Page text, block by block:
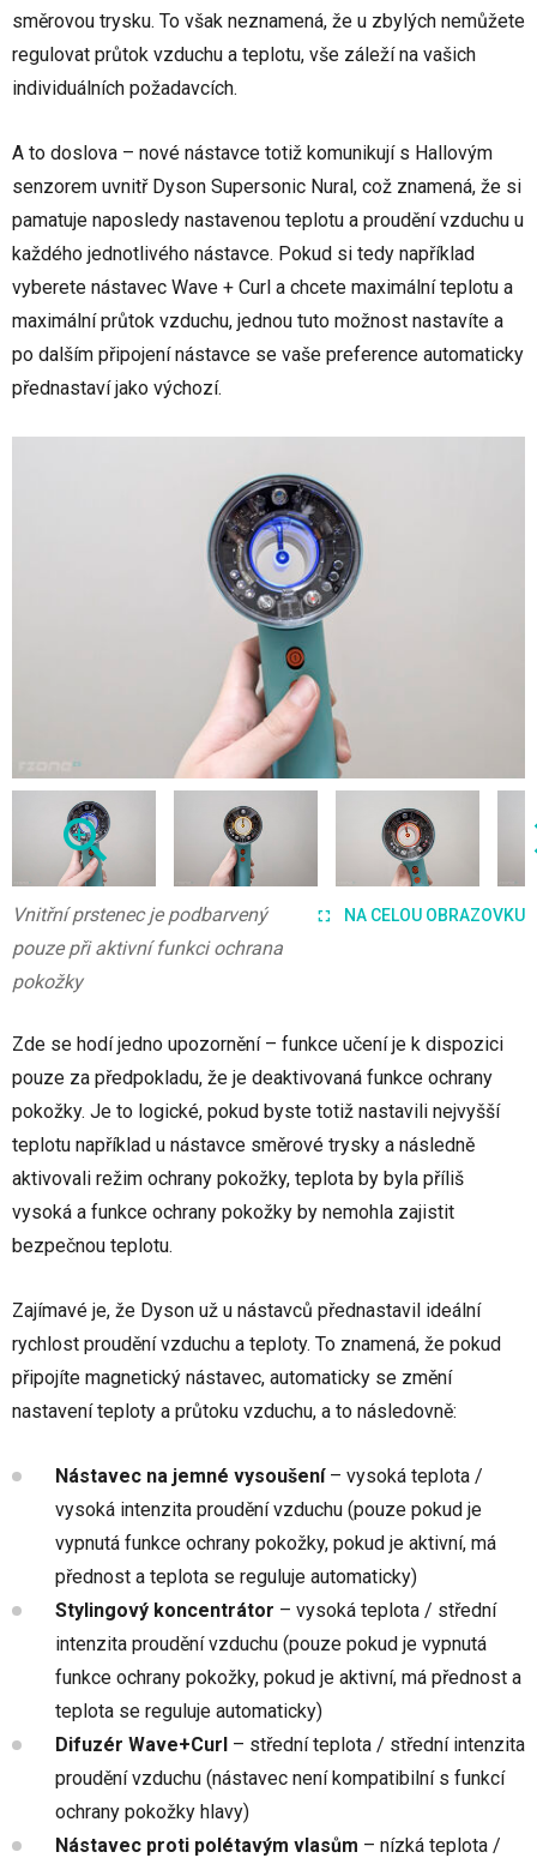
směrovou trysku. To však neznamená, že u zbylých nemůžete
regulovat průtok vzduchu a teplotu, vše záleží na vašich
individuálních požadavcích.
A to doslova – nové nástavce totiž komunikují s Hallovým
senzorem uvnitř Dyson Supersonic Nural, což znamená, že si
pamatuje naposledy nastavenou teplotu a proudění vzduchu u
každého jednotlivého nástavce. Pokud si tedy například
vyberete nástavec Wave + Curl a chcete maximální teplotu a
maximální průtok vzduchu, jednou tuto možnost nastavíte a
po dalším připojení nástavce se vaše preference automaticky
přednastaví jako výchozí.
NA CELOU OBRAZOVKU
Vnitřní prstenec je podbarvený
pouze při aktivní funkci ochrana
pokožky
Zde se hodí jedno upozornění – funkce učení je k dispozici
pouze za předpokladu, že je deaktivovaná funkce ochrany
pokožky. Je to logické, pokud byste totiž nastavili nejvyšší
teplotu například u nástavce směrové trysky a následně
aktivovali režim ochrany pokožky, teplota by byla příliš
vysoká a funkce ochrany pokožky by nemohla zajistit
bezpečnou teplotu.
Zajímavé je, že Dyson už u nástavců přednastavil ideální
rychlost proudění vzduchu a teploty. To znamená, že pokud
připojíte magnetický nástavec, automaticky se změní
nastavení teploty a průtoku vzduchu, a to následovně:
Nástavec na jemné vysoušení– vysoká teplota /
vysoká intenzita proudění vzduchu (pouze pokud je
vypnutá funkce ochrany pokožky, pokud je aktivní, má
přednost a teplota se reguluje automaticky)
Stylingový koncentrátor – vysoká teplota / střední
intenzita proudění vzduchu (pouze pokud je vypnutá
funkce ochrany pokožky, pokud je aktivní, má přednost a
teplota se reguluje automaticky)
Difuzér Wave+Curl – střední teplota / střední intenzita
proudění vzduchu (nástavec není kompatibilní s funkcí
ochrany pokožky hlavy)
Nástavec proti polétavým vlasům – nízká teplota /